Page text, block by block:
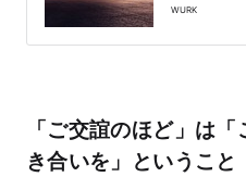
WURK
「ご交誼のほど」は
き合いを」ということ